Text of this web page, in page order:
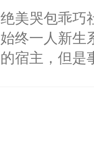
堂魔尊……行
位，当日就抢
神偏执：不许
间变脸背叛他
的恶事他都对
一个权力滔天
右男主又报复
绝美哭包乖巧
始终一人新生
的宿主，但